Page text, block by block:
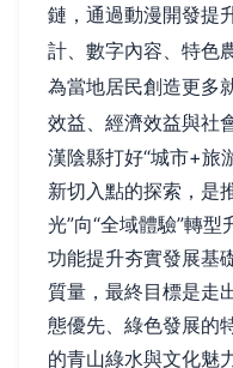
鏈，通過動漫開發提
計、數字內容、特色
為當地居民創造更多
效益、經濟效益與社
漢陰縣打好“城市+旅
新切入點的探索，是
光”向“全域體驗”轉
功能提升夯實發展基
質量，最終目標是走
態優先、綠色發展的
的青山綠水與文化魅